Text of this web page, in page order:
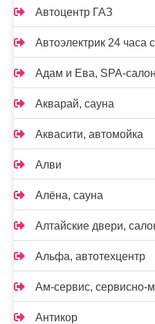
Автоцентр ГАЗ
Автоэлектрик 24 часа
Адам и Ева, SPA-салон
Акварай, сауна
Аквасити, автомойка
Алви
Алёна, сауна
Алтайские двери,
Альфа, автотехцентр
Ам-сервис, сервисно-
Антикор